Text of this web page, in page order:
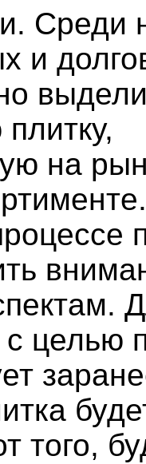
Среди
и
на
с целью
того,